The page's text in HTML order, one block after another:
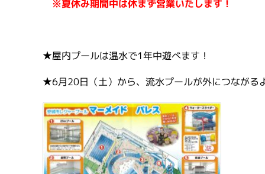
※夏休み期間中は休まず営業いたします！
★屋内プールは温水で1年中遊べます！
★6月20日（土）から、流水プールが外につながる